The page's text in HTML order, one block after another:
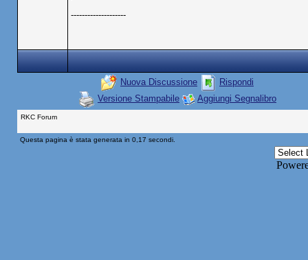
--------------------
Nuova Discussione
Rispondi
Versione Stampabile
Aggiungi Segnalibro
RKC Forum
Questa pagina è stata generata in 0,17 secondi.